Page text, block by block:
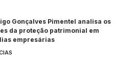
Gonçalves Pimentel analisa os
da proteção patrimonial em
empresárias